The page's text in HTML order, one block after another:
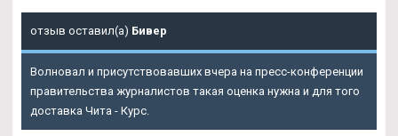
отзыв оставил(а) Бивер
Волновал и присутствовавших вчера на пресс-конференции
правительства журналистов такая оценка нужна и для того
доставка Чита - Курс.